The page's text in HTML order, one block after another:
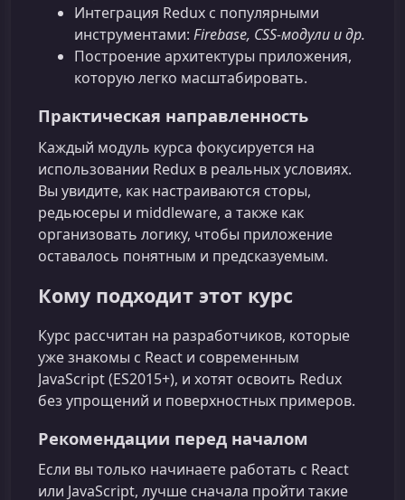
Интеграция Redux c популярными
инструментами: Firebase, CSS‑модули и др.
Построение архитектуры приложения,
которую легко масштабировать.
Практическая направленность
Каждый модуль курса фокусируется на
использовании Redux в реальных условиях.
Вы увидите, как настраиваются сторы,
редьюсеры и middleware, а также как
организовать логику, чтобы приложение
оставалось понятным и предсказуемым.
Кому подходит этот курс
Курс рассчитан на разработчиков, которые
уже знакомы с React и современным
JavaScript (ES2015+), и хотят освоить Redux
без упрощений и поверхностных примеров.
Рекомендации перед началом
Если вы только начинаете работать с React
или JavaScript, лучше сначала пройти такие